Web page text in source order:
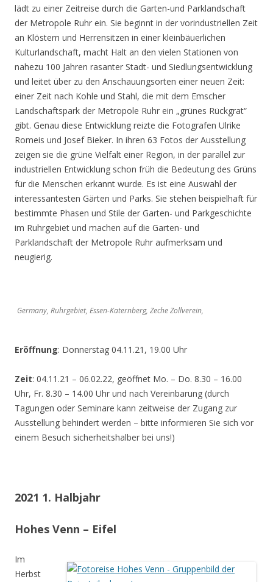
lädt zu einer Zeitreise durch die Garten-und Parklandschaft
der Metropole Ruhr ein. Sie beginnt in der vorindustriellen Zeit
an Klöstern und Herrensitzen in einer kleinbäuerlichen
Kulturlandschaft, macht Halt an den vielen Stationen von
nahezu 100 Jahren rasanter Stadt- und Siedlungsentwicklung
und leitet über zu den Anschauungsorten einer neuen Zeit:
einer Zeit nach Kohle und Stahl, die mit dem Emscher
Landschaftspark der Metropole Ruhr ein „grünes Rückgrat“
gibt. Genau diese Entwicklung reizte die Fotografen Ulrike
Romeis und Josef Bieker. In ihren 63 Fotos der Ausstellung
zeigen sie die grüne Vielfalt einer Region, in der parallel zur
industriellen Entwicklung schon früh die Bedeutung des Grüns
für die Menschen erkannt wurde. Es ist eine Auswahl der
interessantesten Gärten und Parks. Sie stehen beispielhaft für
bestimmte Phasen und Stile der Garten- und Parkgeschichte
im Ruhrgebiet und machen auf die Garten- und
Parklandschaft der Metropole Ruhr aufmerksam und
neugierig.
Germany, Ruhrgebiet, Essen-Katernberg, Zeche Zollverein,
Eröffnung: Donnerstag 04.11.21, 19.00 Uhr
Zeit: 04.11.21 – 06.02.22, geöffnet Mo. – Do. 8.30 – 16.00
Uhr, Fr. 8.30 – 14.00 Uhr und nach Vereinbarung (durch
Tagungen oder Seminare kann zeitweise der Zugang zur
Ausstellung behindert werden – bitte informieren Sie sich vor
einem Besuch sicherheitshalber bei uns!)
2021 1. Halbjahr
Hohes Venn – Eifel
Im
Herbst